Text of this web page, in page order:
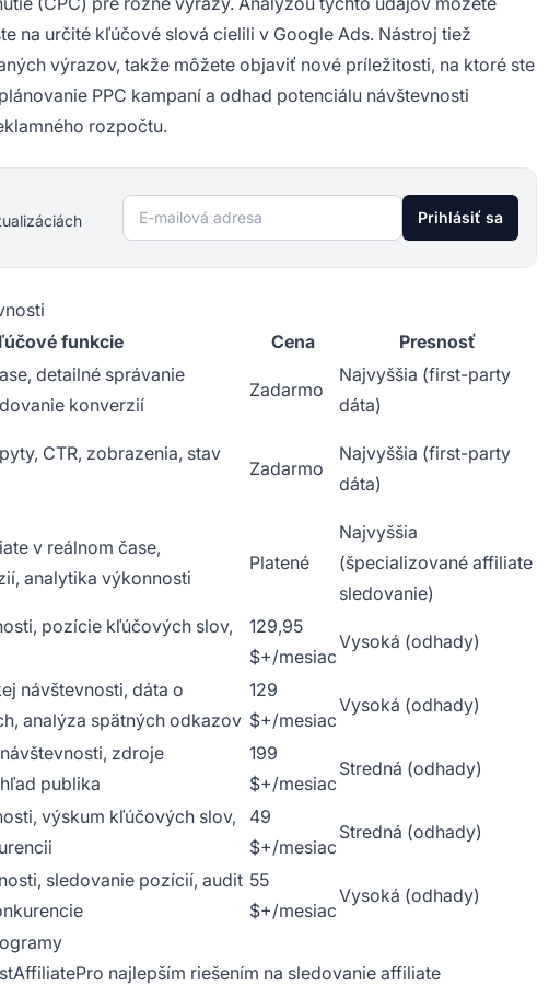
na určité kľúčové slová cielili v Google Ads. Nástroj tiež
výrazov, takže môžete objaviť nové príležitosti, na ktoré ste
PPC kampaní a odhad potenciálu návštevnosti
rozpočtu.
E-mailová adresa Prihlásiť sa
funkcie Cena
Presnosť
detailné správanie
konverzií
Zadarmo
Najvyššia (first-party
dáta)
CTR, zobrazenia, stav
Zadarmo
Najvyššia (first-party
dáta)
v reálnom čase,
analytika výkonnosti
Platené
Najvyššia
(špecializované affiliate
sledovanie)
pozície kľúčových slov,
129,95
$+/mesiac
Vysoká (odhady)
návštevnosti, dáta o
analýza spätných odkazov
129
$+/mesiac
Vysoká (odhady)
zdroje
publika
199
$+/mesiac
Stredná (odhady)
výskum kľúčových slov,
49
$+/mesiac
Stredná (odhady)
sledovanie pozícií, audit 55
$+/mesiac
Vysoká (odhady)
najlepším riešením na sledovanie affiliate